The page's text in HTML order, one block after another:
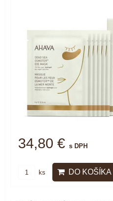
34,80 € s DPH
ks DO KOŠÍKA